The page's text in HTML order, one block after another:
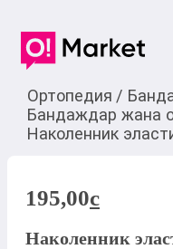
Ортопедия /
Бандаждар жана
Наколенник
195,00c
Наколенник